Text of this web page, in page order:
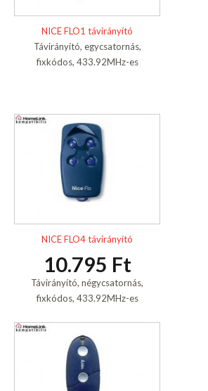
NICE FLO1 távirányító
Távirányító, egycsatornás,
fixkódos, 433.92MHz-es
NICE FLO4 távirányító
10.795 Ft
Távirányító, négycsatornás,
fixkódos, 433.92MHz-es